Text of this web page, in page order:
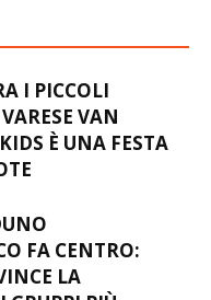
I PICCOLI
VAN
È UNA FESTA
FA CENTRO:
LA